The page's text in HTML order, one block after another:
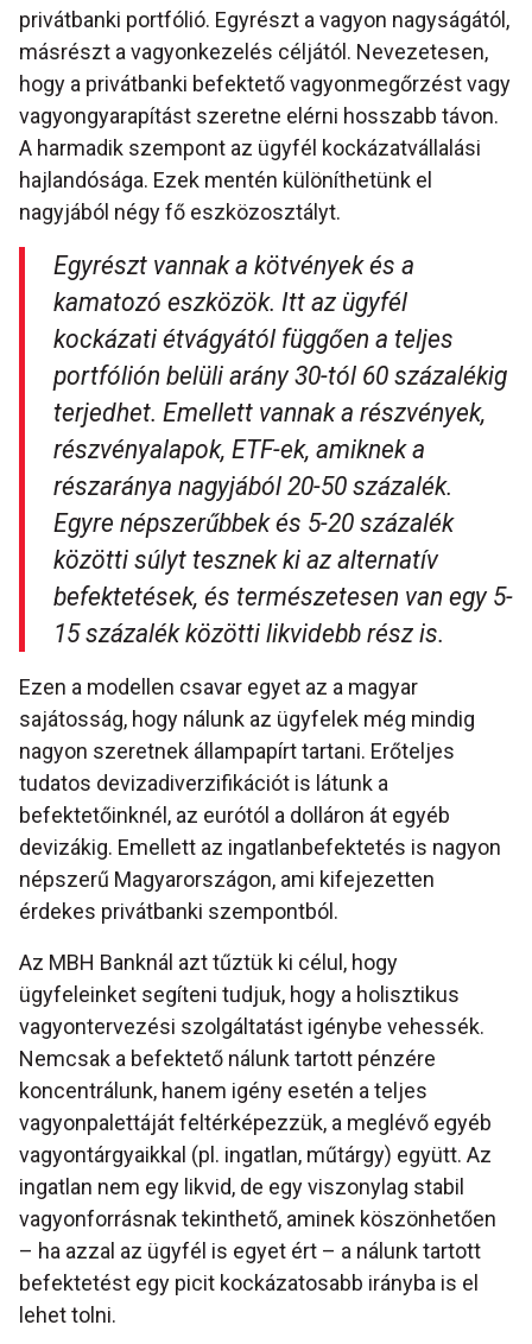
privátbanki portfólió. Egyrészt a vagyon nagyságától,
másrészt a vagyonkezelés céljától. Nevezetesen,
hogy a privátbanki befektető vagyonmegőrzést vagy
vagyongyarapítást szeretne elérni hosszabb távon.
A harmadik szempont az ügyfél kockázatvállalási
hajlandósága. Ezek mentén különíthetünk el
nagyjából négy fő eszközosztályt.
Egyrészt vannak a kötvények és a
kamatozó eszközök. Itt az ügyfél
kockázati étvágyától függően a teljes
portfólión belüli arány 30-tól 60 százalékig
terjedhet. Emellett vannak a részvények,
részvényalapok, ETF-ek, amiknek a
részaránya nagyjából 20-50 százalék.
Egyre népszerűbbek és 5-20 százalék
közötti súlyt tesznek ki az alternatív
befektetések, és természetesen van egy 5-
15 százalék közötti likvidebb rész is.
Ezen a modellen csavar egyet az a magyar
sajátosság, hogy nálunk az ügyfelek még mindig
nagyon szeretnek állampapírt tartani. Erőteljes
tudatos devizadiverzifikációt is látunk a
befektetőinknél, az eurótól a dolláron át egyéb
devizákig. Emellett az ingatlanbefektetés is nagyon
népszerű Magyarországon, ami kifejezetten
érdekes privátbanki szempontból.
Az MBH Banknál azt tűztük ki célul, hogy
ügyfeleinket segíteni tudjuk, hogy a holisztikus
vagyontervezési szolgáltatást igénybe vehessék.
Nemcsak a befektető nálunk tartott pénzére
koncentrálunk, hanem igény esetén a teljes
vagyonpalettáját feltérképezzük, a meglévő egyéb
vagyontárgyaikkal (pl. ingatlan, műtárgy) együtt. Az
ingatlan nem egy likvid, de egy viszonylag stabil
vagyonforrásnak tekinthető, aminek köszönhetően
– ha azzal az ügyfél is egyet ért – a nálunk tartott
befektetést egy picit kockázatosabb irányba is el
lehet tolni.